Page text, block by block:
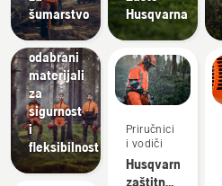
šumarstvo
odjeća:
Ručno
odabrani
materijali
za
sigurnost
i
fleksibilnost
Husqvarna
Priručnici
i vodiči
Husqvarna
zaštitna